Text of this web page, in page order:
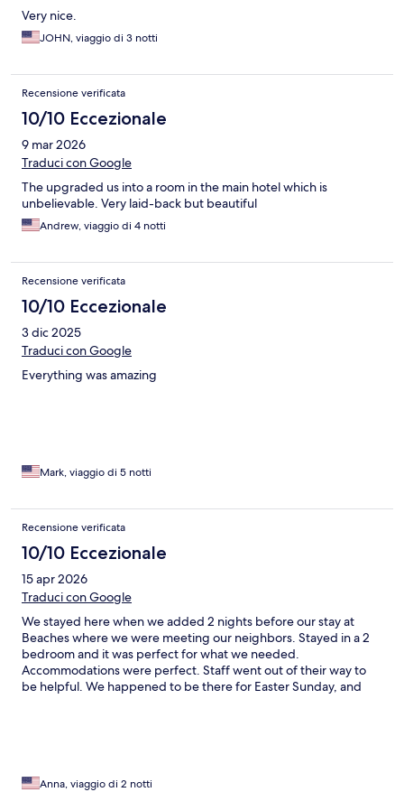
Very nice.
JOHN, viaggio di 3 notti
Recensione verificata
10/10 Eccezionale
9 mar 2026
Traduci con Google
The upgraded us into a room in the main hotel which is
unbelievable. Very laid-back but beautiful
Andrew, viaggio di 4 notti
Recensione verificata
10/10 Eccezionale
3 dic 2025
Traduci con Google
Everything was amazing
Mark, viaggio di 5 notti
Recensione verificata
10/10 Eccezionale
15 apr 2026
Traduci con Google
We stayed here when we added 2 nights before our stay at
Beaches where we were meeting our neighbors. Stayed in a 2
bedroom and it was perfect for what we needed.
Accommodations were perfect. Staff went out of their way to
be helpful. We happened to be there for Easter Sunday, and
Anna, viaggio di 2 notti